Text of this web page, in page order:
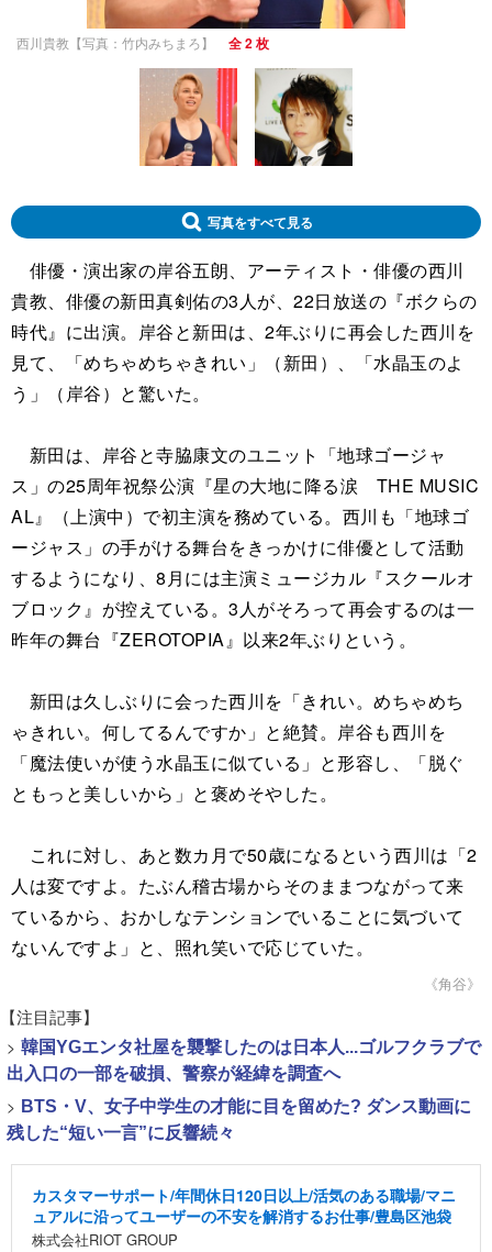
西川貴教【写真：竹内みちまろ】 全 2 枚
写真をすべて見る
俳優・演出家の岸谷五朗、アーティスト・俳優の西川
貴教、俳優の新田真剣佑の3人が、22日放送の『ボクらの
時代』に出演。岸谷と新田は、2年ぶりに再会した西川を
見て、「めちゃめちゃきれい」（新田）、「水晶玉のよ
う」（岸谷）と驚いた。
新田は、岸谷と寺脇康文のユニット「地球ゴージャ
ス」の25周年祝祭公演『星の大地に降る涙 THE MUSIC
AL』（上演中）で初主演を務めている。西川も「地球ゴ
ージャス」の手がける舞台をきっかけに俳優として活動
するようになり、8月には主演ミュージカル『スクールオ
ブロック』が控えている。3人がそろって再会するのは一
昨年の舞台『ZEROTOPIA』以来2年ぶりという。
新田は久しぶりに会った西川を「きれい。めちゃめち
ゃきれい。何してるんですか」と絶賛。岸谷も西川を
「魔法使いが使う水晶玉に似ている」と形容し、「脱ぐ
ともっと美しいから」と褒めそやした。
これに対し、あと数カ月で50歳になるという西川は「2
人は変ですよ。たぶん稽古場からそのままつながって来
ているから、おかしなテンションでいることに気づいて
ないんですよ」と、照れ笑いで応じていた。
《角谷》
【注目記事】
> 韓国YGエンタ社屋を襲撃したのは日本人...ゴルフクラブで
出入口の一部を破損、警察が経緯を調査へ
> BTS・V、女子中学生の才能に目を留めた? ダンス動画に
残した“短い一言”に反響続々
カスタマーサポート/年間休日120日以上/活気のある職場/マニ
ュアルに沿ってユーザーの不安を解消するお仕事/豊島区池袋
株式会社RIOT GROUP